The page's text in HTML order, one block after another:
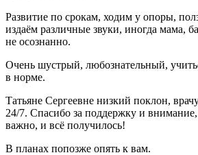
Развитие по срокам, ходим у опоры,
издаём различные звуки, иногда мама,
не осознанно.
Очень шустрый, любознательный,
в норме.
Татьяне Сергеевне низкий поклон,
24/7. Спасибо за поддержку и
важно, и всё получилось!
В планах попозже опять к вам.